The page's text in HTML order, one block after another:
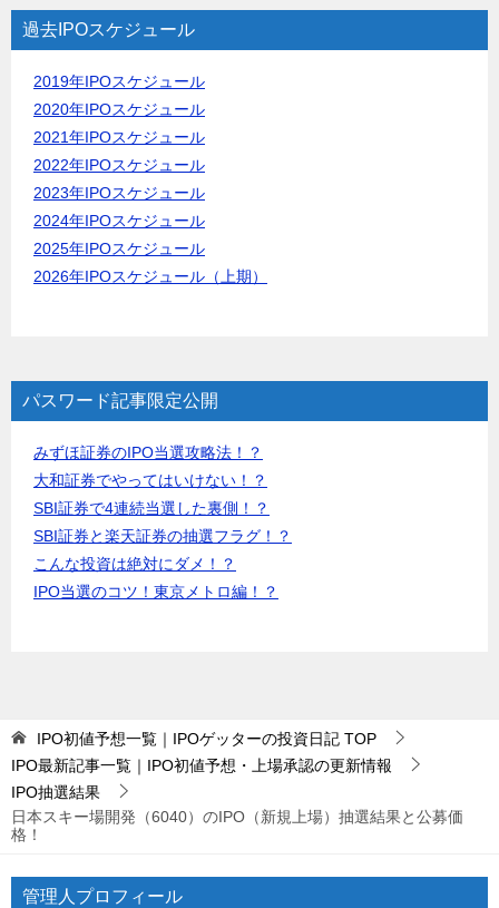
過去IPOスケジュール
2019年IPOスケジュール
2020年IPOスケジュール
2021年IPOスケジュール
2022年IPOスケジュール
2023年IPOスケジュール
2024年IPOスケジュール
2025年IPOスケジュール
2026年IPOスケジュール（上期）
パスワード記事限定公開
みずほ証券のIPO当選攻略法！？
大和証券でやってはいけない！？
SBI証券で4連続当選した裏側！？
SBI証券と楽天証券の抽選フラグ！？
こんな投資は絶対にダメ！？
IPO当選のコツ！東京メトロ編！？
IPO初値予想一覧｜IPOゲッターの投資日記 TOP
IPO最新記事一覧｜IPO初値予想・上場承認の更新情報
IPO抽選結果
日本スキー場開発（6040）のIPO（新規上場）抽選結果と公募価
格！
管理人プロフィール